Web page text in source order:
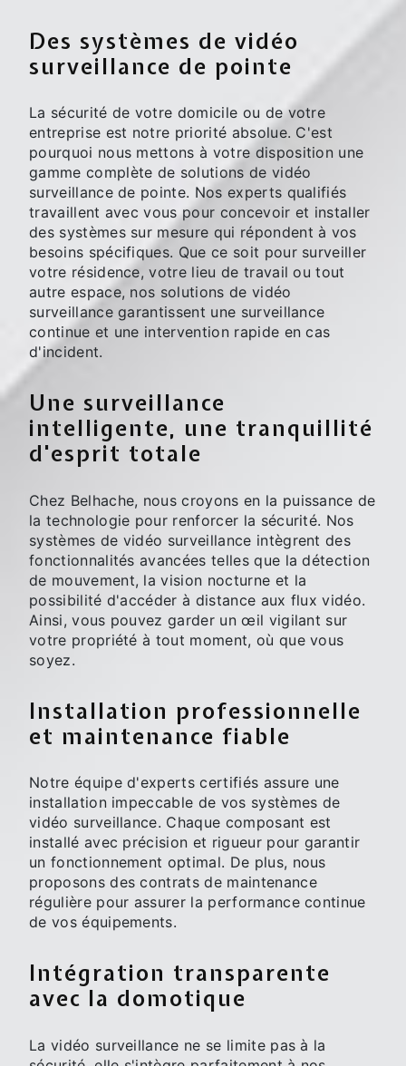
Des systèmes de vidéo
surveillance de pointe
La sécurité de votre domicile ou de votre
entreprise est notre priorité absolue. C'est
pourquoi nous mettons à votre disposition une
gamme complète de solutions de vidéo
surveillance de pointe. Nos experts qualifiés
travaillent avec vous pour concevoir et installer
des systèmes sur mesure qui répondent à vos
besoins spécifiques. Que ce soit pour surveiller
votre résidence, votre lieu de travail ou tout
autre espace, nos solutions de vidéo
surveillance garantissent une surveillance
continue et une intervention rapide en cas
d'incident.
Une surveillance
intelligente, une tranquillité
d'esprit totale
Chez Belhache, nous croyons en la puissance de
la technologie pour renforcer la sécurité. Nos
systèmes de vidéo surveillance intègrent des
fonctionnalités avancées telles que la détection
de mouvement, la vision nocturne et la
possibilité d'accéder à distance aux flux vidéo.
Ainsi, vous pouvez garder un œil vigilant sur
votre propriété à tout moment, où que vous
soyez.
Installation professionnelle
et maintenance fiable
Notre équipe d'experts certifiés assure une
installation impeccable de vos systèmes de
vidéo surveillance. Chaque composant est
installé avec précision et rigueur pour garantir
un fonctionnement optimal. De plus, nous
proposons des contrats de maintenance
régulière pour assurer la performance continue
de vos équipements.
Intégration transparente
avec la domotique
La vidéo surveillance ne se limite pas à la